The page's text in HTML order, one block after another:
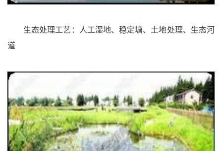
生态处理工艺：人工湿地、稳定塘、土地处理、生态河
道